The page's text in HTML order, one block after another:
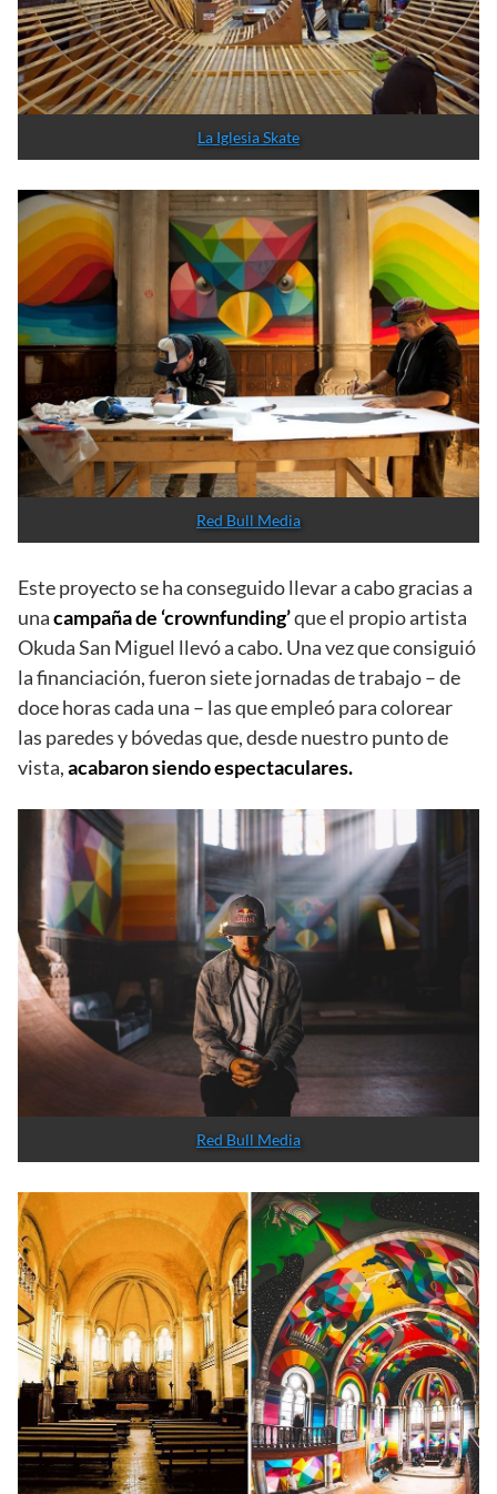
Red Bull Media
recinto, llevaba mucho tiempo abandonado, ya que
durante la Guerra Civil Española sufrió muchos
daños.Sin embargo, ahora parece un lugar nuevo, y
ese edificio ha vuelto a tener vida.
okudart
La Iglesia Skate